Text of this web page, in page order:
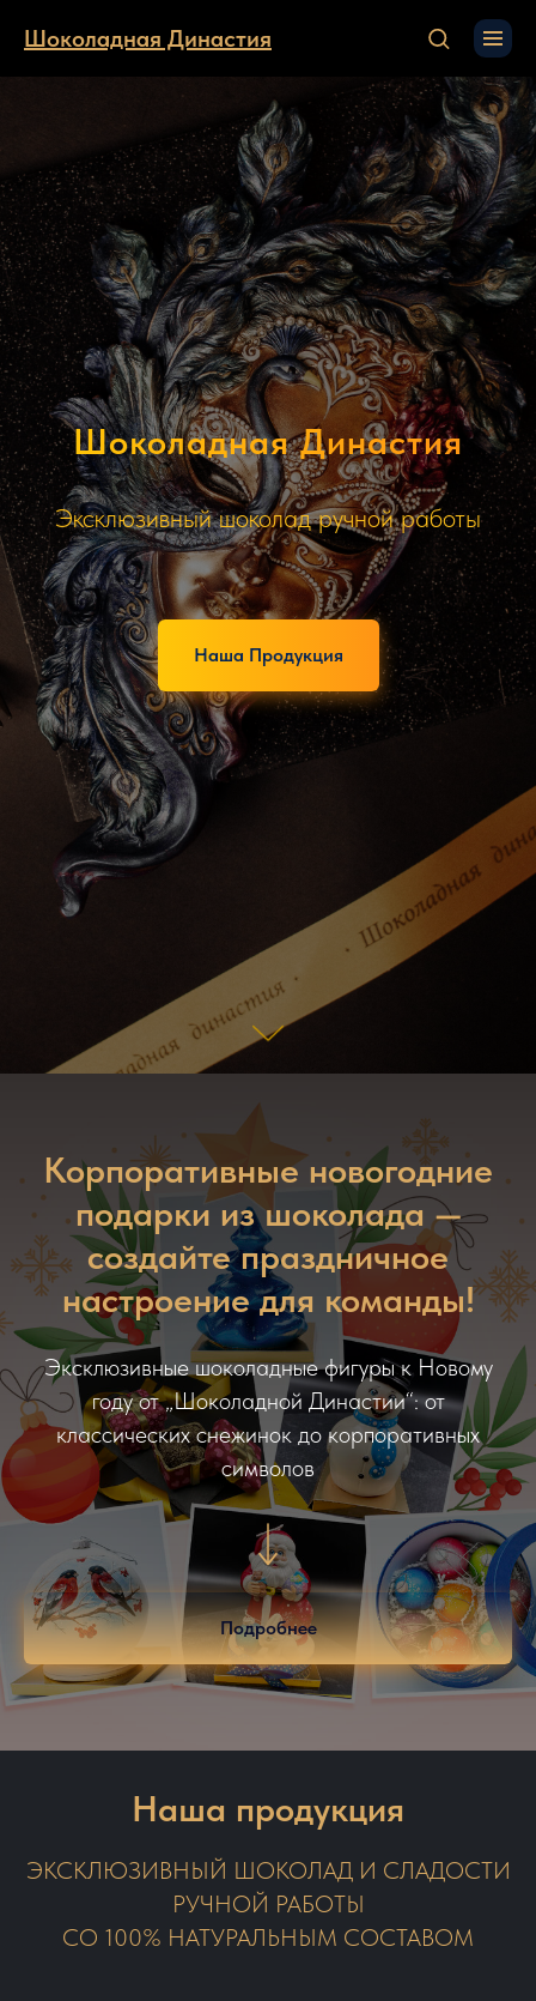
Шоколадная Династия
Шоколадная Династия
Эксклюзивный шоколад ручной работы
Наша Продукция
Корпоративные новогодние
подарки из шоколада —
создайте праздничное
настроение для команды!
Эксклюзивные шоколадные фигуры к Новому
году от „Шоколадной Династии“: от
классических снежинок до корпоративных
символов
Подробнее
Наша продукция
ЭКСКЛЮЗИВНЫЙ ШОКОЛАД И СЛАДОСТИ
РУЧНОЙ РАБОТЫ
СО 100% НАТУРАЛЬНЫМ СОСТАВОМ